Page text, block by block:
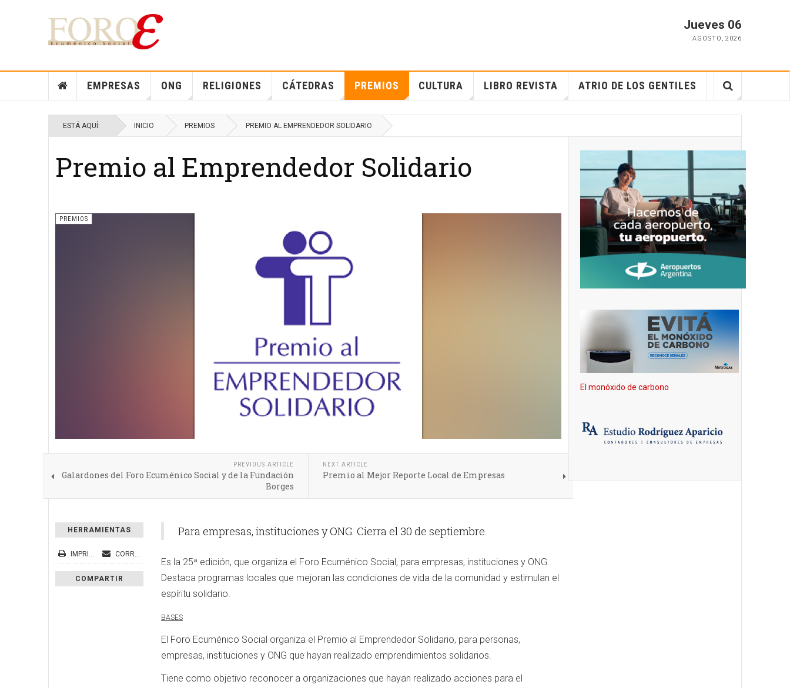
Jueves 06
AGOSTO , 2026
EMPRESAS ONG RELIGIONES CÁTEDRAS PREMIOS CULTURA LIBRO REVISTA ATRIO DE LOS GENTILES
ESTÁ AQUÍ: INICIO PREMIOS PREMIO AL EMPRENDEDOR SOLIDARIO
Premio al Emprendedor Solidario
PREMIOS
PREVIOUS ARTICLE
Galardones del Foro Ecuménico Social y de la Fundación
Borges
NEXT ARTICLE
Premio al Mejor Reporte Local de Empresas
HERRAMIENTAS
IMPRIMIR CORREO ELECTRÓNICO
COMPARTIR
Para empresas, instituciones y ONG. Cierra el 30 de septiembre.
Es la 25ª edición, que organiza el Foro Ecuménico Social, para empresas, instituciones y ONG.
Destaca programas locales que mejoran las condiciones de vida de la comunidad y estimulan el
espíritu solidario.
BASES
El Foro Ecuménico Social organiza el Premio al Emprendedor Solidario, para personas,
empresas, instituciones y ONG que hayan realizado emprendimientos solidarios.
Tiene como objetivo reconocer a organizaciones que hayan realizado acciones para el
El monóxido de carbono